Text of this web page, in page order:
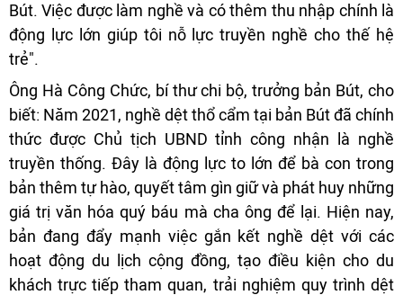
Bút. Việc được làm nghề và có thêm thu nhập chính là
động lực lớn giúp tôi nỗ lực truyền nghề cho thế hệ
trẻ".
Ông Hà Công Chức, bí thư chi bộ, trưởng bản Bút, cho
biết: Năm 2021, nghề dệt thổ cẩm tại bản Bút đã chính
thức được Chủ tịch UBND tỉnh công nhận là nghề
truyền thống. Đây là động lực to lớn để bà con trong
bản thêm tự hào, quyết tâm gìn giữ và phát huy những
giá trị văn hóa quý báu mà cha ông để lại. Hiện nay,
bản đang đẩy mạnh việc gắn kết nghề dệt với các
hoạt động du lịch cộng đồng, tạo điều kiện cho du
khách trực tiếp tham quan, trải nghiệm quy trình dệt